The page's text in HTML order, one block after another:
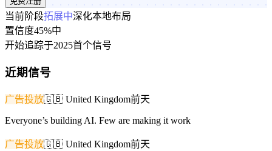
当前阶段拓展中深化本地布局
置信度45%中
开始追踪于2025首个信号
近期信号
广告投放🇬🇧 United Kingdom前天
Everyone’s building AI. Few are making it work
广告投放🇬🇧 United Kingdom前天